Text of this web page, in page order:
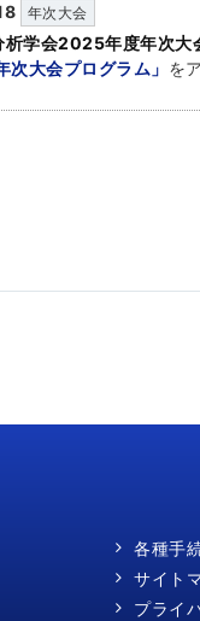
年次大会
析学会2025年度年次大
次大会プログラム」 を
各種手
サイト
プライ